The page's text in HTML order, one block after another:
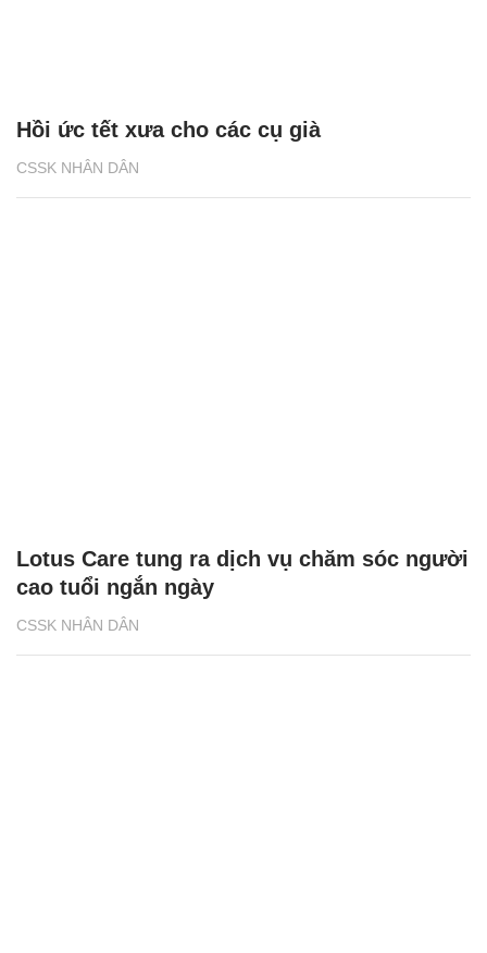
CSSK NHÂN DÂN
Hồi ức tết xưa cho các cụ già
CSSK NHÂN DÂN
Lotus Care tung ra dịch vụ chăm sóc người
cao tuổi ngắn ngày